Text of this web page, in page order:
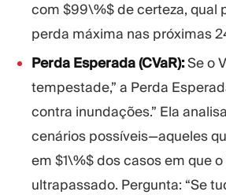
com $99\%$ de certeza, qual
perda máxima nas próximas
Perda Esperada (CVaR):Se o
tempestade,” a Perda
contra inundações.” Ela
cenários possíveis—aqueles
em $1\%$ dos casos em que o
ultrapassado. Pergunta: “Se